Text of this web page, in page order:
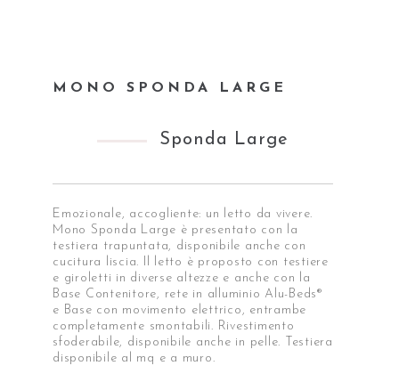
MONO SPONDA LARGE
Sponda Large
Emozionale, accogliente: un letto da vivere.
Mono Sponda Large è presentato con la
testiera trapuntata, disponibile anche con
cucitura liscia. Il letto è proposto con testiere
e giroletti in diverse altezze e anche con la
Base Contenitore, rete in alluminio Alu-Beds®
e Base con movimento elettrico, entrambe
completamente smontabili. Rivestimento
sfoderabile, disponibile anche in pelle. Testiera
disponibile al mq e a muro.